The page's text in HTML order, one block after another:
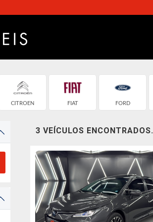
CITROEN FIAT FORD
3 VEÍCULOS ENCONTRADOS.